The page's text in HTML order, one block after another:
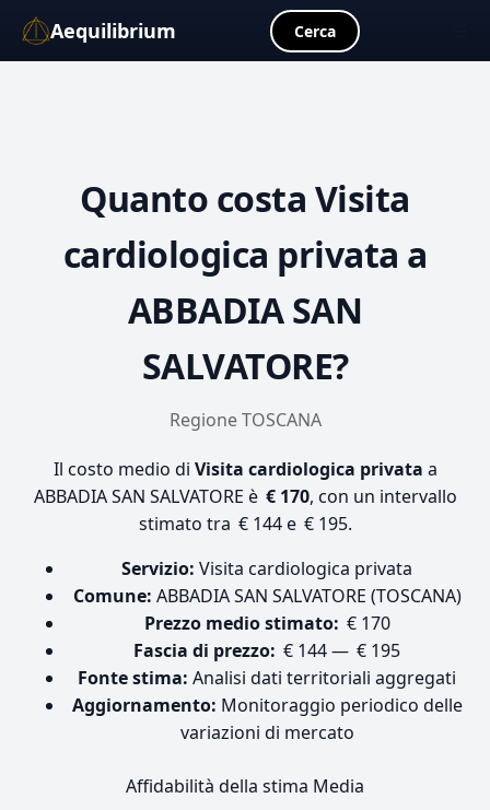
Aequilibrium Cerca
Quanto costa Visita
cardiologica privata a
ABBADIA SAN
SALVATORE?
Regione TOSCANA
Il costo medio di Visita cardiologica privata a
ABBADIA SAN SALVATORE è € 170, con un intervallo
stimato tra € 144 e € 195.
Servizio: Visita cardiologica privata
Comune: ABBADIA SAN SALVATORE (TOSCANA)
Prezzo medio stimato: € 170
Fascia di prezzo: € 144 — € 195
Fonte stima: Analisi dati territoriali aggregati
Aggiornamento: Monitoraggio periodico delle
variazioni di mercato
Affidabilità della stima Media